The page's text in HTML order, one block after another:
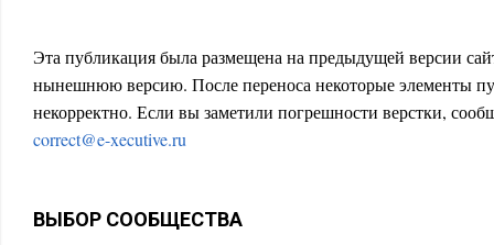
Эта публикация была размещена на предыдущей версии
нынешнюю версию. После переноса некоторые элементы
некорректно. Если вы заметили погрешности верстки,
correct@e-xecutive.ru
ВЫБОР СООБЩЕСТВА